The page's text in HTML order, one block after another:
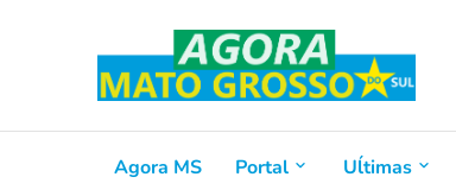
Agora MS Portal Uĺtimas